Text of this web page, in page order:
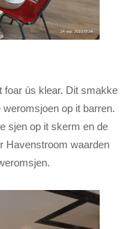
foar ús klear. Dit smakke
op it barren.
sjen op it skerm en de
Havenstroom waarden